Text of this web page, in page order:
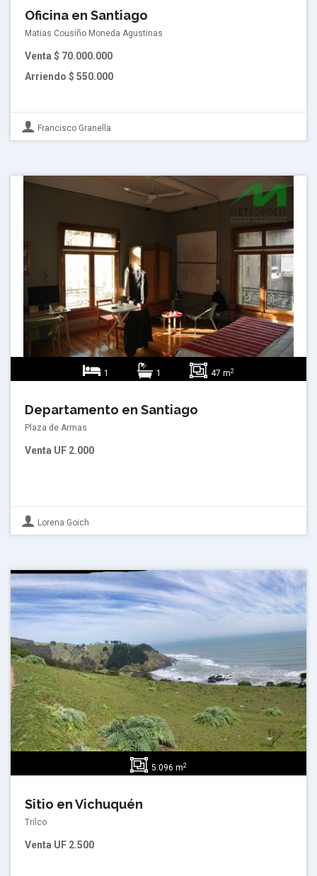
Oficina en Santiago
Matias Cousiño Moneda Agustinas
Venta $ 70.000.000
Arriendo $ 550.000
Francisco Granella
1 1 47 m2
Departamento en Santiago
Plaza de Armas
Venta UF 2.000
Lorena Goich
5.096 m2
Sitio en Vichuquén
Trilco
Venta UF 2.500